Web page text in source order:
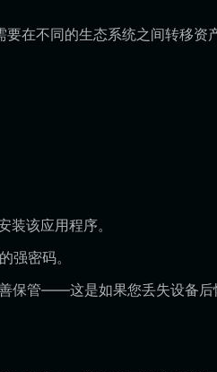
在不同的生态系统之间转移资
该应用程序。
强密码。
保管——这是如果您丢失设备后